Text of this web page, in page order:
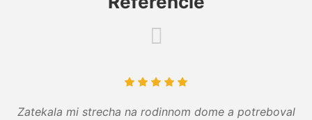
Zatekala mi strecha na rodinnom dome a potreboval